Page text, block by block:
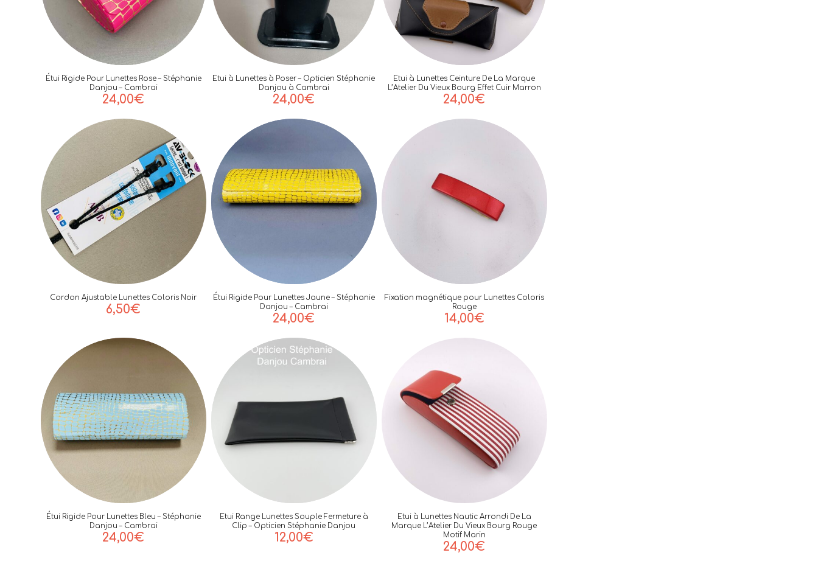
Étui Rigide Pour Lunettes Rose – Stéphanie
Danjou – Cambrai
24,00€
Etui à Lunettes à Poser – Opticien Stéphanie
Danjou à Cambrai
24,00€
Etui à Lunettes Ceinture De La Marque
L’Atelier Du Vieux Bourg Effet Cuir Marron
24,00€
Cordon Ajustable Lunettes Coloris Noir
6,50€
Étui Rigide Pour Lunettes Jaune – Stéphanie
Danjou – Cambrai
24,00€
Fixation magnétique pour Lunettes Coloris
Rouge
14,00€
Étui Rigide Pour Lunettes Bleu – Stéphanie
Danjou – Cambrai
24,00€
Etui Range Lunettes Souple Fermeture à
Clip – Opticien Stéphanie Danjou
12,00€
Etui à Lunettes Nautic Arrondi De La
Marque L’Atelier Du Vieux Bourg Rouge
Motif Marin
24,00€